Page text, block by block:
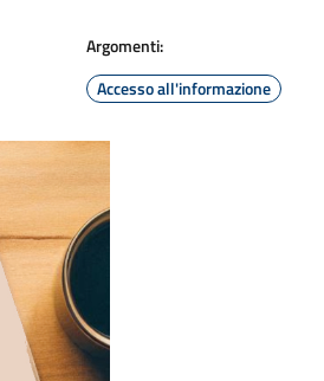
Argomenti:
Accesso all'informazione